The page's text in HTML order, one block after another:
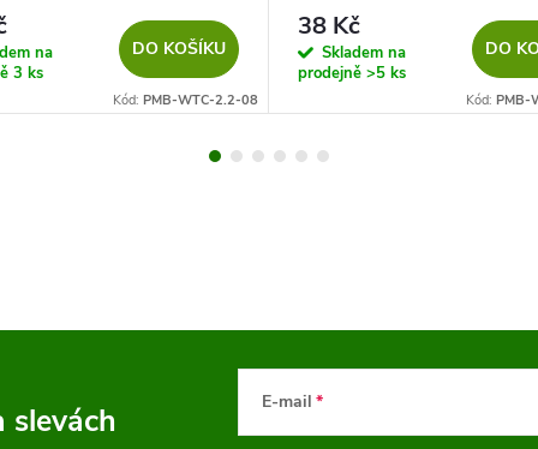
na
3 ks
DO KOŠÍKU
Kód: PMB-WTC-2.2-08
38 Kč
Skladem na
prodejně >5 ks
DO
Kód: PMB-
slevách E-mail